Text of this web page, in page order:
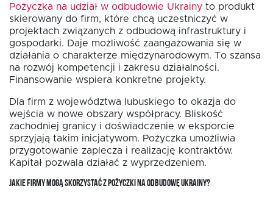
Pożyczka na udział w odbudowie Ukrainy to produkt
skierowany do firm, które chcą uczestniczyć w
projektach związanych z odbudową infrastruktury i
gospodarki. Daje możliwość zaangażowania się w
działania o charakterze międzynarodowym. To szansa
na rozwój kompetencji i zakresu działalności.
Finansowanie wspiera konkretne projekty.
Dla firm z województwa lubuskiego to okazja do
wejścia w nowe obszary współpracy. Bliskość
zachodniej granicy i doświadczenie w eksporcie
sprzyjają takim inicjatywom. Pożyczka umożliwia
przygotowanie zaplecza i realizację kontraktów.
Kapitał pozwala działać z wyprzedzeniem.
JAKIE FIRMY MOGĄ SKORZYSTAĆ Z POŻYCZKI NA ODBUDOWĘ UKRAINY?